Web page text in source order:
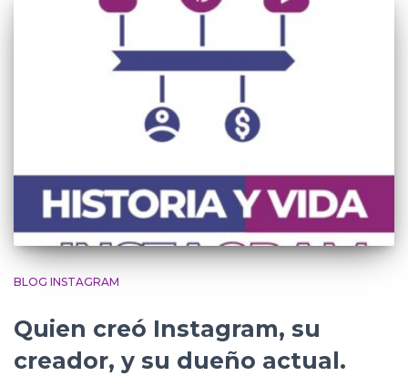
BLOG INSTAGRAM
Quien creó Instagram, su
creador, y su dueño actual.